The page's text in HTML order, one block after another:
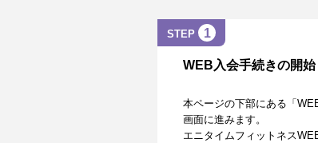
STEP 1
WEB入会手続きの開始
本ページの下部にある「
画面に進みます。
エニタイムフィットネス